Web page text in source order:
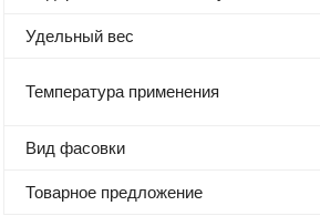
Удельный вес
Температура применения
Вид фасовки
Товарное предложение